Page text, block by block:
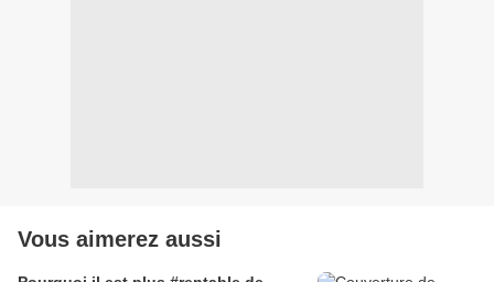
Vous aimerez aussi